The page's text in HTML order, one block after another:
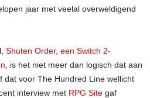
jaar met veelal overweldigend
Shuten Order, een Switch 2-
, is het niet meer dan logisch dat aan
dat voor The Hundred Line wellicht
interview met RPG Site gaf